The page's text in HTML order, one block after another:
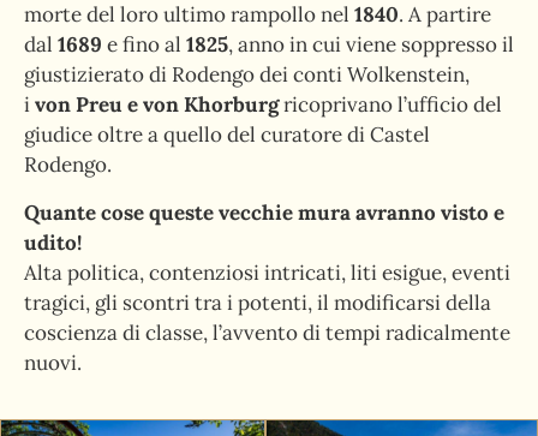
morte del loro ultimo rampollo nel 1840. A partire
dal 1689 e fino al 1825, anno in cui viene soppresso il
giustizierato di Rodengo dei conti Wolkenstein,
ivon Preu e von Khorburgricoprivano l’ufficio del
giudice oltre a quello del curatore di Castel
Rodengo.
Quante cose queste vecchie mura avranno visto e
udito!
Alta politica, contenziosi intricati, liti esigue, eventi
tragici, gli scontri tra i potenti, il modificarsi della
coscienza di classe, l’avvento di tempi radicalmente
nuovi.